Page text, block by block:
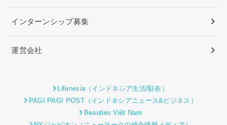
インターンシップ募集
運営会社
Lifenesia（インドネシア生活/駐在）
PAGI PAGI POST（インドネシアニュース&ビジネス）
Beauties Việt Nam